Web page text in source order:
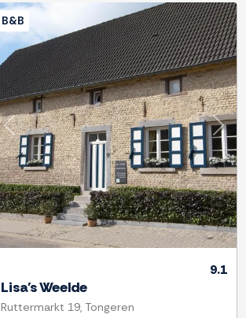
Previous Next
B&B
9.1
Lisa's Weelde
Ruttermarkt 19, Tongeren